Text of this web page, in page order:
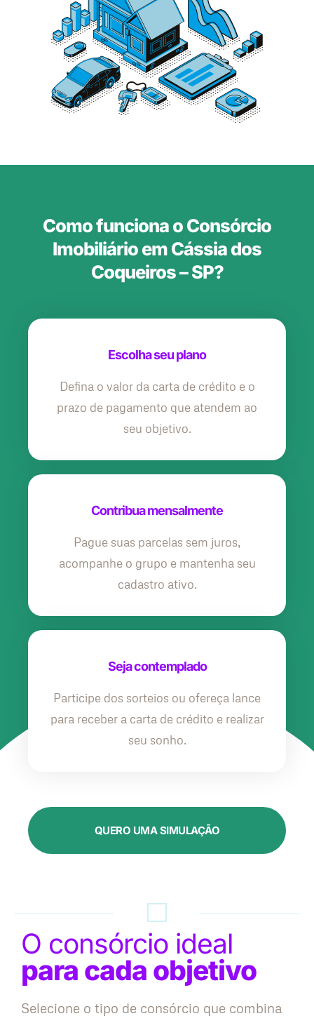
Como funciona o Consórcio
Imobiliário em Cássia dos
Coqueiros – SP?
Escolha seu plano
Defina o valor da carta de crédito e o
prazo de pagamento que atendem ao
seu objetivo.
Contribua mensalmente
Pague suas parcelas sem juros,
acompanhe o grupo e mantenha seu
cadastro ativo.
Seja contemplado
Participe dos sorteios ou ofereça lance
para receber a carta de crédito e realizar
seu sonho.
QUERO UMA SIMULAÇÃO
O consórcio ideal
para cada objetivo
Selecione o tipo de consórcio que combina